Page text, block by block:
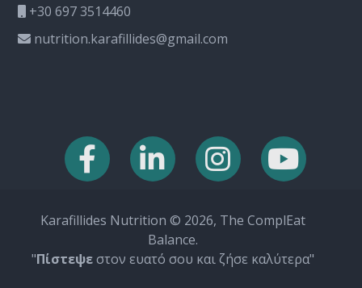
+30 697 3514460
nutrition.karafillides@gmail.com
Karafillides Nutrition © 2026, The ComplEat
Balance.
"Πίστεψεστον ευατό σου και ζήσε καλύτερα"